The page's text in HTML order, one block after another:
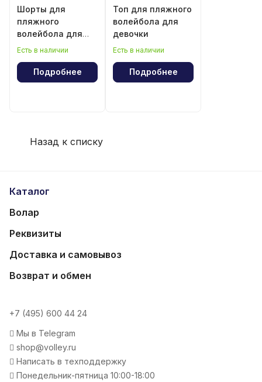
Шорты для
пляжного
волейбола для
мальчика и
Есть в наличии
Подробнее
Топ для пляжного
волейбола для
девочки
Есть в наличии
Подробнее
Назад к списку
Каталог
Волар
Реквизиты
Доставка и самовывоз
Возврат и обмен
+7 (495) 600 44 24
Мы в Telegram
shop@volley.ru
Написать в техподдержку
Понедельник-пятница 10:00-18:00